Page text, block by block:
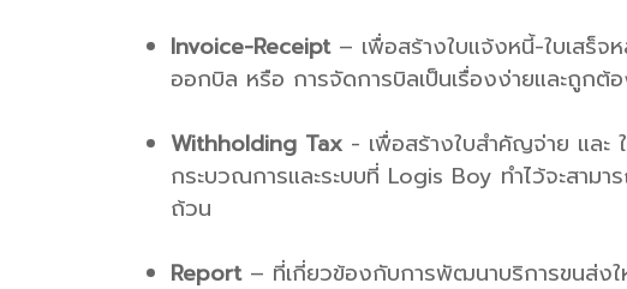
Invoice-Receipt– เพื่อสร้างใบแจ้งหนี้-ใบเสร็จ
ออกบิล หรือ การจัดการบิลเป็นเรื่องง่ายและถูกต้
Withholding Tax - เพื่อสร้างใบสำคัญจ่าย และ
กระบวณการและระบบที่ Logis Boy ทำไว้จะสาม
ถ้วน
Report– ที่เกี่ยวข้องกับการพัฒนาบริการขนส่งใ